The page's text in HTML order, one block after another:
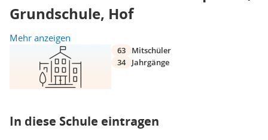
Grundschule, Hof
Mehr anzeigen
63
Mitschüler
34
Jahrgänge
In diese Schule eintragen